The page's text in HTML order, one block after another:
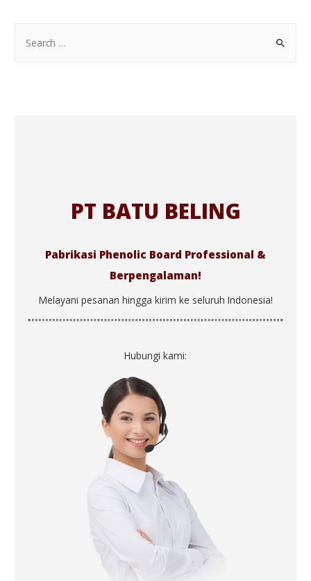
PT BATU BELING
Pabrikasi Phenolic Board Professional &
Berpengalaman!
Melayani pesanan hingga kirim ke seluruh Indonesia!
Hubungi kami: